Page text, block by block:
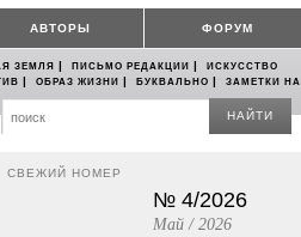
АВТОРЫ ФОРУМ
ЗЕМЛЯ | ПИСЬМО РЕДАКЦИИ |
ИСКУССТВО
| ОБРАЗ ЖИЗНИ | БУКВАЛЬНО |
ЗАМЕТКИ НА
НАЙТИ
СВЕЖИЙ НОМЕР
№ 4/2026
Май / 2026